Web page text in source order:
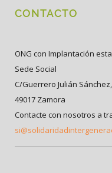
CONTACTO
ONG con Implantación
Sede Social
C/Guerrero Julián Sánchez,
49017 Zamora
Contacte con nosotros a